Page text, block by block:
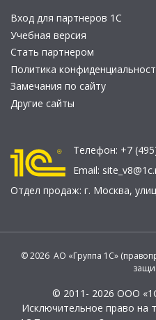
Вход для партнеров 1С
Учебная версия
Стать партнером
Политика
Замечания по сайту
Другие сайты
Телефон: +7
Email:
Отдел продаж: г. Москва,
© 2026 АО «Группа 1С»
© 2011- 2026 ООО
Исключительное право на